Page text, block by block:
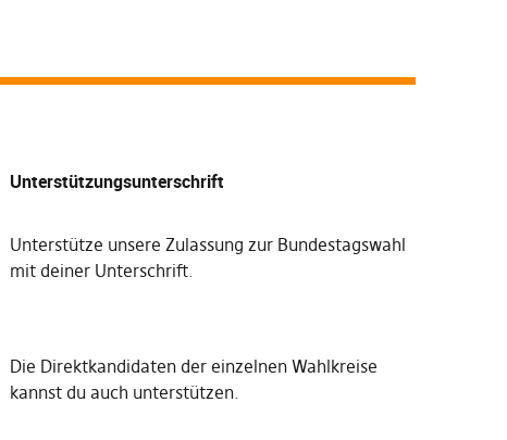
Unterstützungsunterschrift
Unterstütze unsere Zulassung zur Bundestagswahl
mit deiner Unterschrift.
Die Direktkandidaten der einzelnen Wahlkreise
kannst du auch unterstützen.